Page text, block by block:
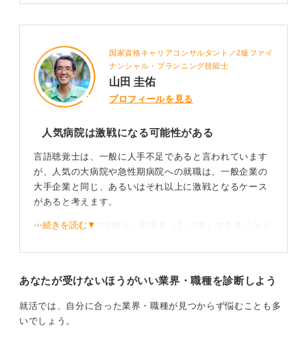
・志望施設の特徴（対象、症例数、理念）を深く理解
この3点が重要です。
また、一般企業と並行する就活は、視野を広げ、働き方
の選択肢を確保できるメリットがある一方、準備の負担
が増える、専門性の印象が薄まるなどデメリットもある
国家資格キャリアコンサルタント／2級ファイ
ナンシャル・プランニング技能士
山田 圭佑
プロフィールを見る
人気病院は激戦になる可能性がある
言語聴覚士は、一般に人手不足であると言われています
が、人気の大病院や急性期病院への就職は、一般企業の
大手企業と同じ、あるいはそれ以上に激戦となるケース
があると考えます。
大病院でもSTの採用は、若干名（1～2名）であることが
め、就活を勝ち抜くには高い意識と努力が必要になるの
学・実習と、専門知識の勉強（国試・専門試験対策）
に、まずは全力を注いでください。
⋯続きを読む▼
あなたが受けないほうがいい業界・職種を診断しよう
就活では、自分に合った業界・職種が見つからず悩むことも多
いでしょう。